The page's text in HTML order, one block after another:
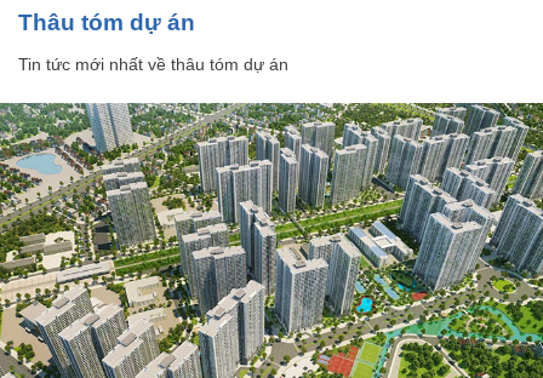
thâu tóm dự án
Tin tức mới nhất về thâu tóm dự án